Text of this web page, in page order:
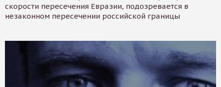
скорости пересечения Евразии, подозревается в
незаконном пересечении российской границы